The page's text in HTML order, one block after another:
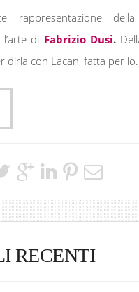
rappresentazione
di Fabrizio Dusi.
dirla con Lacan, fatta per
RECENTI